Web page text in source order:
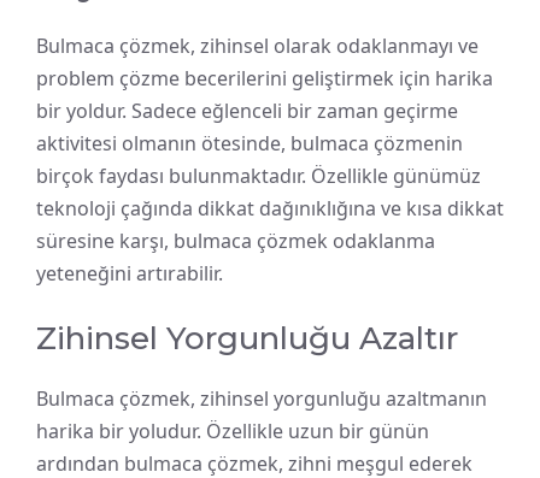
Bulmaca çözmek, zihinsel olarak odaklanmayı ve
problem çözme becerilerini geliştirmek için harika
bir yoldur. Sadece eğlenceli bir zaman geçirme
aktivitesi olmanın ötesinde, bulmaca çözmenin
birçok faydası bulunmaktadır. Özellikle günümüz
teknoloji çağında dikkat dağınıklığına ve kısa dikkat
süresine karşı, bulmaca çözmek odaklanma
yeteneğini artırabilir.
Zihinsel Yorgunluğu Azaltır
Bulmaca çözmek, zihinsel yorgunluğu azaltmanın
harika bir yoludur. Özellikle uzun bir günün
ardından bulmaca çözmek, zihni meşgul ederek